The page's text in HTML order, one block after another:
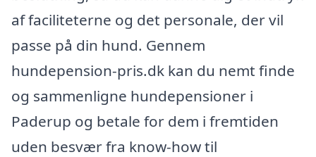
af faciliteterne og det personale, der vil
passe på din hund. Gennem
hundepension-pris.dk kan du nemt finde
og sammenligne hundepensioner i
Paderup og betale for dem i fremtiden
uden besvær fra know-how til